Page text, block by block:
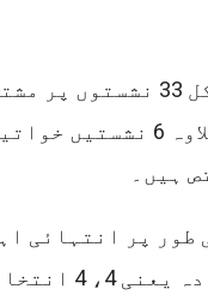
راست منتخب ارکان کے
ہیں۔
طور پر انتہائی
ایک ضلعے